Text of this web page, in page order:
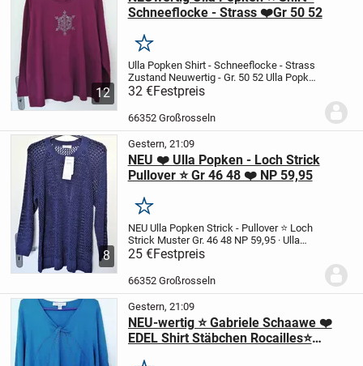
12
Schneeflocke - Strass ❤️Gr 50 52
Merken
Ulla Popken Shirt - Schneeflocke - Strass
Zustand Neuwertig - Gr. 50 52 Ulla Popken
- Shirtschöne Schneeflocke mit
Strass-Steinchen (keines fehlt !)
50 / 52 – sehr guter...
32 €Festpreis
66352 Großrosseln
8
Gestern, 21:09
NEU ❤️ Ulla Popken - Loch Strick
Pullover ⭐ Gr 46 48 ❤️ NP 59,95
Merken
NEU Ulla Popken Strick - Pullover⭐ Loch
Strick Muster Gr. 46 48NP 59,95 · Ulla
Popken Pullover Loch-Strick
· Lochmuster
· Raglan-Ärmel· Bündchen
25 €Festpreis
66352 Großrosseln
Gestern, 21:09
NEU-wertig ⭐ Gabriele Schaawe ❤️
EDEL Shirt Stäbchen Rocailles⭐